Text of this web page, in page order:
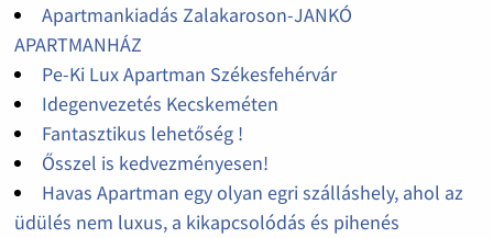
Apartmankiadás Zalakaroson-JANKÓ
APARTMANHÁZ
Pe-Ki Lux Apartman Székesfehérvár
Idegenvezetés Kecskeméten
Fantasztikus lehetőség !
Ősszel is kedvezményesen!
Havas Apartman egy olyan egri szálláshely, ahol az
üdülés nem luxus, a kikapcsolódás és pihenés